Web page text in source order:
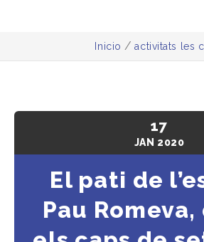
Inicio / activitats les
17
JAN 2020
El pati de
Pau